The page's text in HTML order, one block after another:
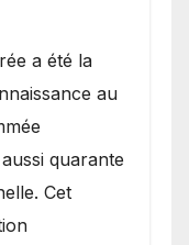
a été la
au
quarante
Cet